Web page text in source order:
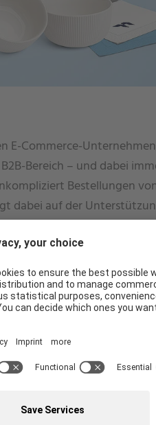
E-Commerce-
Bereich – und dabei
Bestellungen
dabei auf der
und individuell.
für die Gastronomie
Servietten aus
hin zur professionellen
Werbung via Social
aber auch diverse
runden das breite